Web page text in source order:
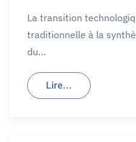
La transition
traditionnelle à la
du…
Lire...